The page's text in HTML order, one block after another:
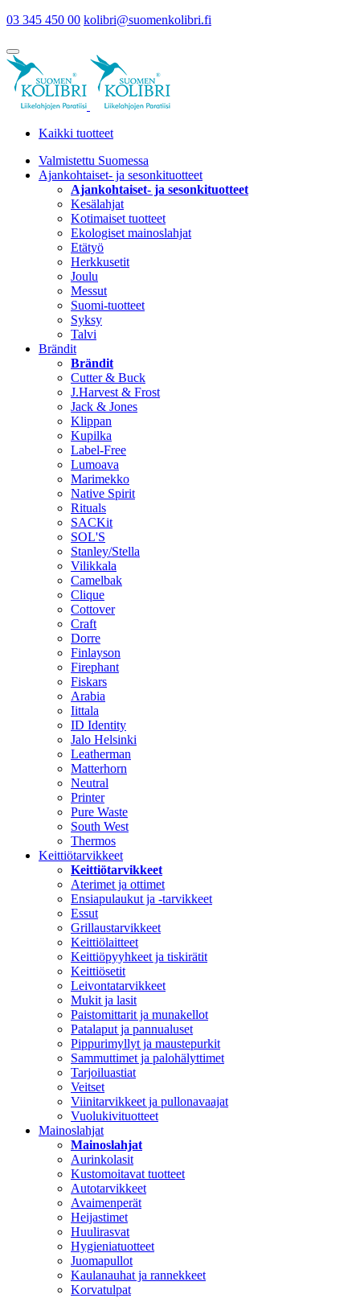
03 345 450 00 kolibri@suomenkolibri.fi
Kaikki tuotteet
Valmistettu Suomessa
Ajankohtaiset- ja sesonkituotteet
Ajankohtaiset- ja sesonkituotteet
Kesälahjat
Kotimaiset tuotteet
Ekologiset mainoslahjat
Etätyö
Herkkusetit
Joulu
Messut
Suomi-tuotteet
Syksy
Talvi
Brändit
Brändit
Cutter & Buck
J.Harvest & Frost
Jack & Jones
Klippan
Kupilka
Label-Free
Lumoava
Marimekko
Native Spirit
Rituals
SACKit
SOL'S
Stanley/Stella
Vilikkala
Camelbak
Clique
Cottover
Craft
Dorre
Finlayson
Firephant
Fiskars
Arabia
Iittala
ID Identity
Jalo Helsinki
Leatherman
Matterhorn
Neutral
Printer
Pure Waste
South West
Thermos
Keittiötarvikkeet
Keittiötarvikkeet
Aterimet ja ottimet
Ensiapulaukut ja -tarvikkeet
Essut
Grillaustarvikkeet
Keittiölaitteet
Keittiöpyyhkeet ja tiskirätit
Keittiösetit
Leivontatarvikkeet
Mukit ja lasit
Paistomittarit ja munakellot
Patalaput ja pannualuset
Pippurimyllyt ja maustepurkit
Sammuttimet ja palohälyttimet
Tarjoiluastiat
Veitset
Viinitarvikkeet ja pullonavaajat
Vuolukivituotteet
Mainoslahjat
Mainoslahjat
Aurinkolasit
Kustomoitavat tuotteet
Autotarvikkeet
Avaimenperät
Heijastimet
Huulirasvat
Hygieniatuotteet
Juomapullot
Kaulanauhat ja rannekkeet
Korvatulpat